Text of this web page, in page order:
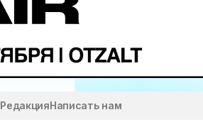
РедакцияНаписать нам